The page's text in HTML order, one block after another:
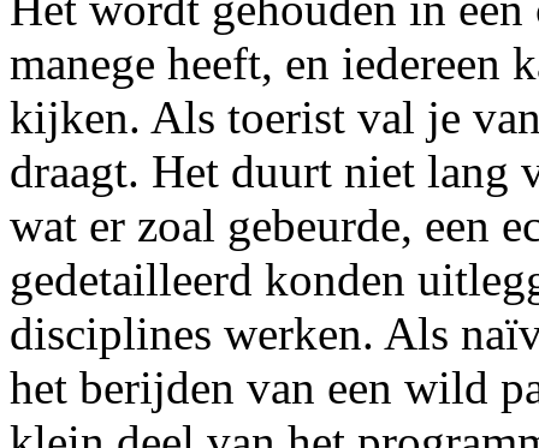
manege heeft, en iedereen
kijken. Als toerist val je
draagt. Het duurt niet lang
wat er zoal gebeurde, een
gedetailleerd konden
disciplines werken. Als
het berijden van een wild